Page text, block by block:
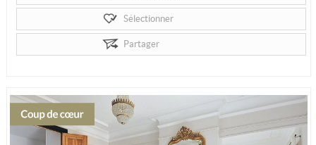
Sélectionner
Partager